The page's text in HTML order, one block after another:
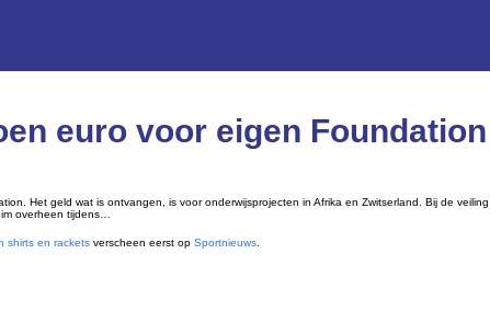
euro voor eigen
Het geld wat is ontvangen, is voor onderwijsprojecten in Afrika en Zwitserland. Bij de
overheen tijdens…
shirts en rackets verscheen eerst opSportnieuws.